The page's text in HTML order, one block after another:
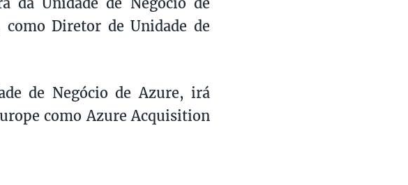
como Diretor de Unidade de
de Negócio de Azure, irá
como Azure Acquisition